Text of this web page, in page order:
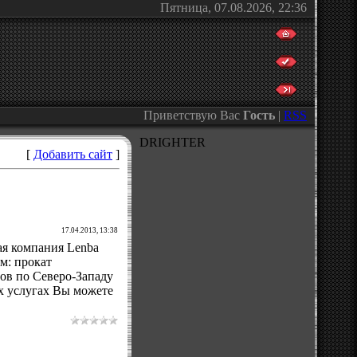
Пятница, 07.08.2026, 22:36
Приветствую Вас Гость | RSS
[ Добавить сайт ]
17.04.2013, 13:38
компания Lenba
прокат
по Северо-Западу
услугах Вы можете
DRIGHTER